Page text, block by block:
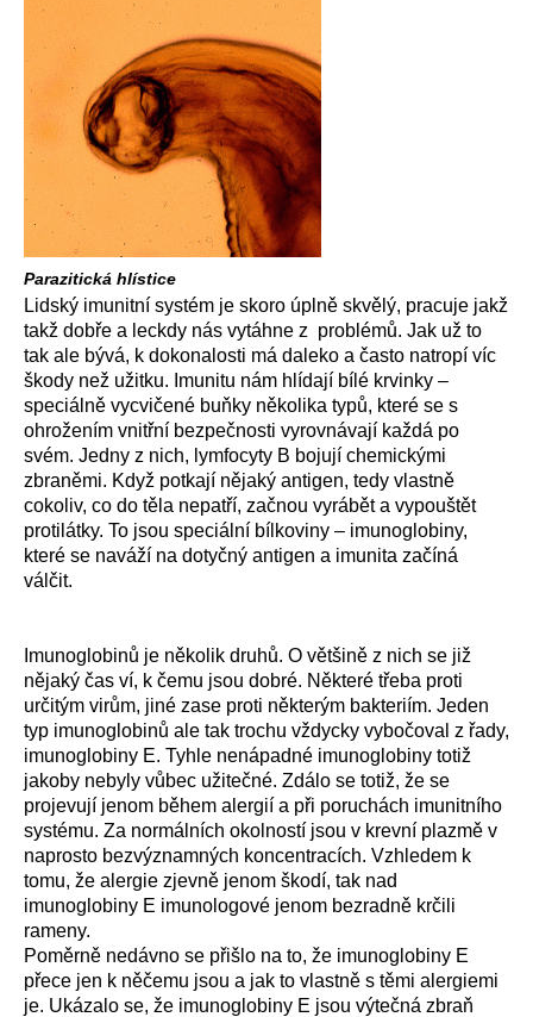
Parazitická hlístice
Lidský imunitní systém je skoro úplně skvělý, pracuje jakž
takž dobře a leckdy nás vytáhne z problémů. Jak už to
tak ale bývá, k dokonalosti má daleko a často natropí víc
škody než užitku. Imunitu nám hlídají bílé krvinky –
speciálně vycvičené buňky několika typů, které se s
ohrožením vnitřní bezpečnosti vyrovnávají každá po
svém. Jedny z nich, lymfocyty B bojují chemickými
zbraněmi. Když potkají nějaký antigen, tedy vlastně
cokoliv, co do těla nepatří, začnou vyrábět a vypouštět
protilátky. To jsou speciální bílkoviny – imunoglobiny,
které se naváží na dotyčný antigen a imunita začíná
válčit.
Imunoglobinů je několik druhů. O většině z nich se již
nějaký čas ví, k čemu jsou dobré. Některé třeba proti
určitým virům, jiné zase proti některým bakteriím. Jeden
typ imunoglobinů ale tak trochu vždycky vybočoval z řady,
imunoglobiny E. Tyhle nenápadné imunoglobiny totiž
jakoby nebyly vůbec užitečné. Zdálo se totiž, že se
projevují jenom během alergií a při poruchách imunitního
systému. Za normálních okolností jsou v krevní plazmě v
naprosto bezvýznamných koncentracích. Vzhledem k
tomu, že alergie zjevně jenom škodí, tak nad
imunoglobiny E imunologové jenom bezradně krčili
rameny.
Poměrně nedávno se přišlo na to, že imunoglobiny E
přece jen k něčemu jsou a jak to vlastně s těmi alergiemi
je. Ukázalo se, že imunoglobiny E jsou výtečná zbraň